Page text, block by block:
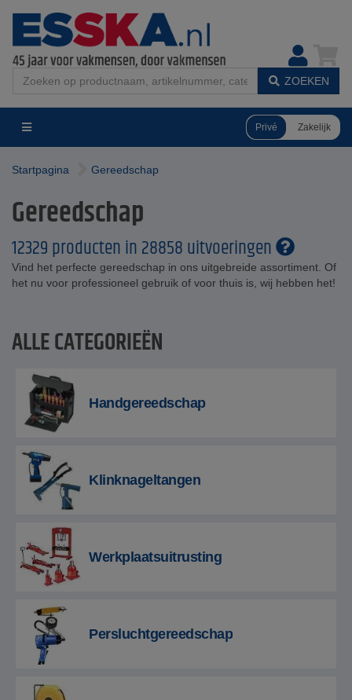
ZOEKEN
Privé Zakelijk
Startpagina Gereedschap
Gereedschap
12329 producten in 28858 uitvoeringen
Vind het perfecte gereedschap in ons uitgebreide assortiment. Of
het nu voor professioneel gebruik of voor thuis is, wij hebben het!
ALLE CATEGORIEËN
Handgereedschap
Klinknageltangen
Werkplaatsuitrusting
Persluchtgereedschap